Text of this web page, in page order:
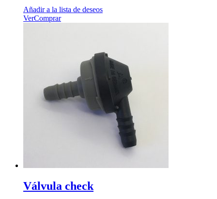
Añadir a la lista de deseos
VerComprar
Válvula check